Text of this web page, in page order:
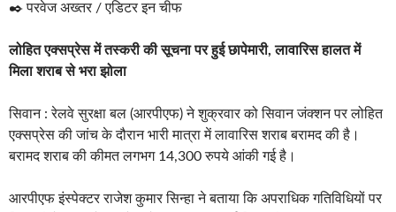
✒️ परवेज अख्तर / एडिटर इन चीफ
लोहित एक्सप्रेस में तस्करी की सूचना पर हुई छापेमारी, लावारिस हालत में
मिला शराब से भरा झोला
सिवान : रेलवे सुरक्षा बल (आरपीएफ) ने शुक्रवार को सिवान जंक्शन पर लोहित
एक्सप्रेस की जांच के दौरान भारी मात्रा में लावारिस शराब बरामद की है।
बरामद शराब की कीमत लगभग 14,300 रुपये आंकी गई है।
आरपीएफ इंस्पेक्टर राजेश कुमार सिन्हा ने बताया कि अपराधिक गतिविधियों पर